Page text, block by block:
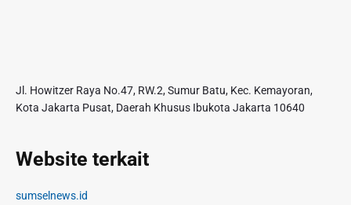
Jl. Howitzer Raya No.47, RW.2, Sumur Batu, Kec. Kemayoran,
Kota Jakarta Pusat, Daerah Khusus Ibukota Jakarta 10640
Website terkait
sumselnews.id